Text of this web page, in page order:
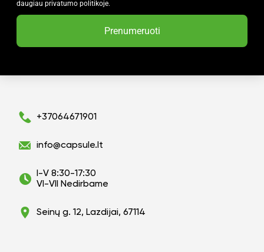
daugiau privatumo politikoje.
Prenumeruoti
+37064671901
info@capsule.lt
I-V 8:30-17:30
VI-VII Nedirbame
Seinų g. 12, Lazdijai, 67114